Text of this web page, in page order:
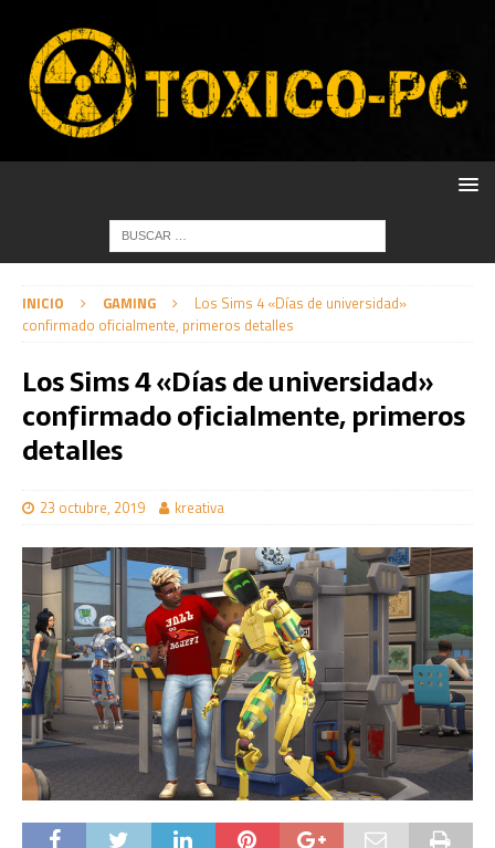
INICIO GAMING
Los Sims 4 «Días de universidad»
confirmado oficialmente, primeros detalles
Los Sims 4 «Días de universidad»
confirmado oficialmente, primeros
detalles
23 octubre, 2019 kreativa